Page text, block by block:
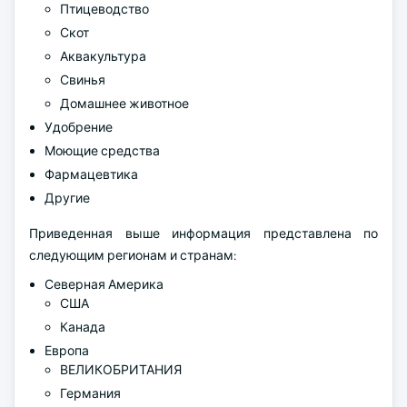
Птицеводство
Скот
Аквакультура
Свинья
Домашнее животное
Удобрение
Моющие средства
Фармацевтика
Другие
Приведенная выше информация представлена по
следующим регионам и странам:
Северная Америка
США
Канада
Европа
ВЕЛИКОБРИТАНИЯ
Германия